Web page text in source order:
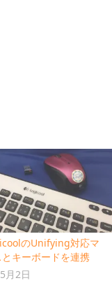
のUnifying対応マ
とキーボードを連携
月2日